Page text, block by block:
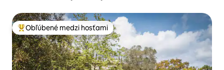
Najobľúbenejšie medzi hosťami
Obľúbené medzi hosťami